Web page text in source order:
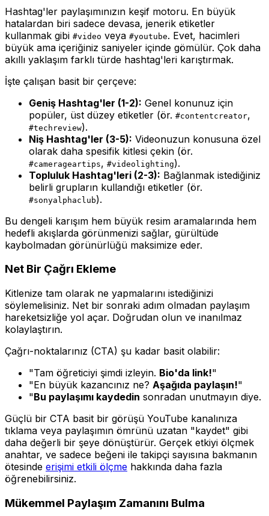
Hashtag'ler paylaşımınızın keşif motoru. En büyük
hatalardan biri sadece devasa, jenerik etiketler
kullanmak gibi #video veya #youtube. Evet, hacimleri
büyük ama içeriğiniz saniyeler içinde gömülür. Çok daha
akıllı yaklaşım farklı türde hashtag'leri karıştırmak.
İşte çalışan basit bir çerçeve:
Geniş Hashtag'ler (1-2): Genel konunuz için
popüler, üst düzey etiketler (ör. #contentcreator,
#techreview).
Niş Hashtag'ler (3-5): Videonuzun konusuna özel
olarak daha spesifik kitlesi çekin (ör.
#camerageartips, #videolighting).
Topluluk Hashtag'leri (2-3): Bağlanmak istediğiniz
belirli grupların kullandığı etiketler (ör.
#sonyalphaclub).
Bu dengeli karışım hem büyük resim aramalarında hem
hedefli akışlarda görünmenizi sağlar, gürültüde
kaybolmadan görünürlüğü maksimize eder.
Net Bir Çağrı Ekleme
Kitlenize tam olarak ne yapmalarını istediğinizi
söylemelisiniz. Net bir sonraki adım olmadan paylaşım
hareketsizliğe yol açar. Doğrudan olun ve inanılmaz
kolaylaştırın.
Çağrı-noktalarınız (CTA) şu kadar basit olabilir:
"Tam öğreticiyi şimdi izleyin. Bio'da link!"
"En büyük kazancınız ne? Aşağıda paylaşın!"
"Bu paylaşımı kaydedin sonradan unutmayın diye.
Güçlü bir CTA basit bir görüşü YouTube kanalınıza
tıklama veya paylaşımın ömrünü uzatan "kaydet" gibi
daha değerli bir şeye dönüştürür. Gerçek etkiyi ölçmek
anahtar, ve sadece beğeni ile takipçi sayısına bakmanın
ötesinde erişimi etkili ölçme hakkında daha fazla
öğrenebilirsiniz.
Mükemmel Paylaşım Zamanını Bulma